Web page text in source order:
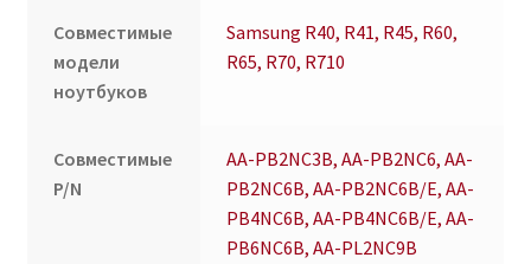
Совместимые
модели
ноутбуков
Samsung R40, R41, R45, R60,
R65, R70, R710
Совместимые
P/N
AA-PB2NC3B, AA-PB2NC6, AA-
PB2NC6B, AA-PB2NC6B/E, AA-
PB4NC6B, AA-PB4NC6B/E, AA-
PB6NC6B, AA-PL2NC9B